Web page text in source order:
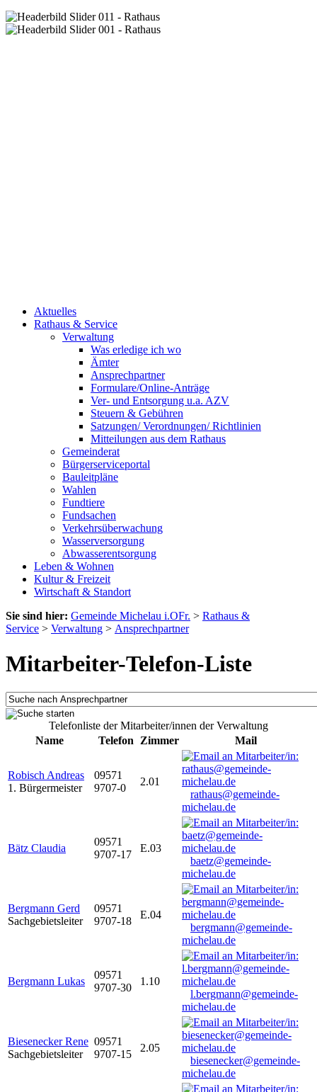
Aktuelles
Rathaus & Service
Verwaltung
Was erledige ich wo
Ämter
Ansprechpartner
Formulare/Online-Anträge
Ver- und Entsorgung u.a. AZV
Steuern & Gebühren
Satzungen/ Verordnungen/ Richtlinien
Mitteilungen aus dem Rathaus
Gemeinderat
Bürgerserviceportal
Bauleitpläne
Wahlen
Fundtiere
Fundsachen
Verkehrsüberwachung
Wasserversorgung
Abwasserentsorgung
Leben & Wohnen
Kultur & Freizeit
Wirtschaft & Standort
Sie sind hier: Gemeinde Michelau i.OFr. > Rathaus &
Service > Verwaltung > Ansprechpartner
Mitarbeiter-Telefon-Liste
Telefonliste der Mitarbeiter/innen der Verwaltung
Name
Telefon Zimmer Mail
Robisch Andreas
1. Bürgermeister
09571
9707-0
2.01
rathaus@gemeinde-
michelau.de
Bätz Claudia
09571
9707-17
E.03
baetz@gemeinde-
michelau.de
Bergmann Gerd
Sachgebietsleiter
09571
9707-18
E.04
bergmann@gemeinde-
michelau.de
Bergmann Lukas
09571
9707-30
1.10
l.bergmann@gemeinde-
michelau.de
Biesenecker Rene
Sachgebietsleiter
09571
9707-15
2.05
biesenecker@gemeinde-
michelau.de